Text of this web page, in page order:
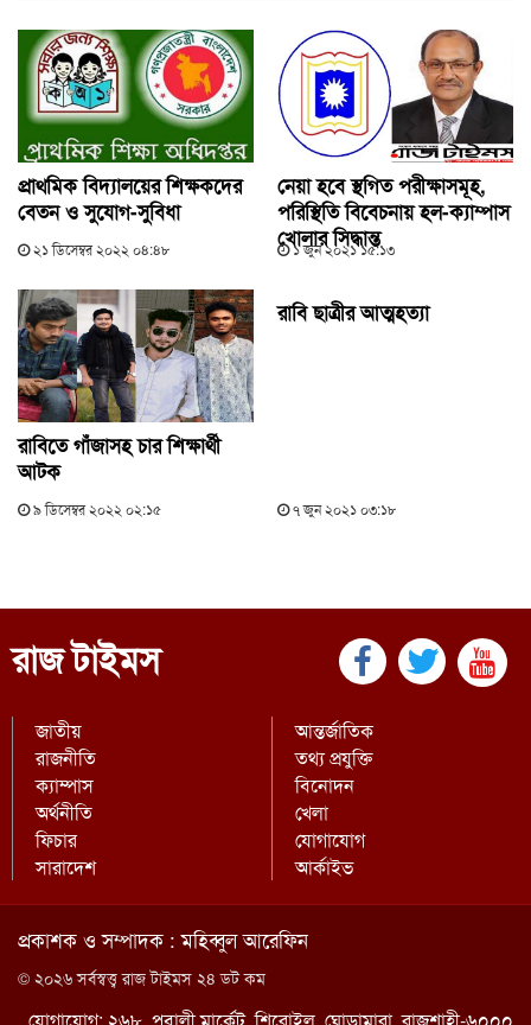
প্রাথমিক বিদ্যালয়ের শিক্ষকদের
বেতন ও সুযোগ-সুবিধা
২১ ডিসেম্বর ২০২২ ০৪:৪৮
নেয়া হবে স্থগিত পরীক্ষাসমূহ,
পরিস্থিতি বিবেচনায় হল-ক্যাম্পাস
খোলার সিদ্ধান্ত
১ জুন ২০২১ ১৫:১৩
রাবিতে গাঁজাসহ চার শিক্ষার্থী
আটক
৯ ডিসেম্বর ২০২২ ০২:১৫
রাবি ছাত্রীর আত্মহত্যা
৭ জুন ২০২১ ০৩:১৮
রাজ টাইমস
জাতীয়
রাজনীতি
আন্তর্জাতিক
তথ্য প্রযুক্তি
ক্যাম্পাস
অর্থনীতি
বিনোদন
খেলা
ফিচার
সারাদেশ
যোগাযোগ
আর্কাইভ
প্রকাশক ও সম্পাদক : মহিব্বুল আরেফিন
© ২০২৬ সর্বস্বত্ত্ব রাজ টাইমস ২৪ ডট কম
যোগাযোগ: ২৬৮, পূবালী মার্কেট, শিরোইল, ঘোড়ামারা, রাজশাহী-৬০০০